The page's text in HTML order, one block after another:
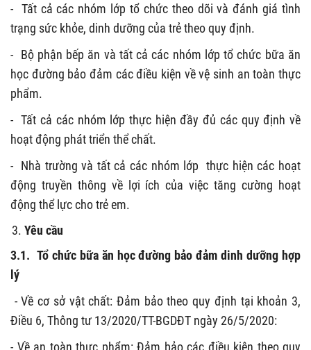
- Tất cả các nhóm lớp tổ chức theo dõi và đánh giá tình
trạng sức khỏe, dinh dưỡng của trẻ theo quy định.
- Bộ phận bếp ăn và tất cả các nhóm lớp tổ chức bữa ăn
học đường bảo đảm các điều kiện về vệ sinh an toàn thực
phẩm.
- Tất cả các nhóm lớp thực hiện đầy đủ các quy định về
hoạt động phát triển thể chất.
- Nhà trường và tất cả các nhóm lớp thực hiện các hoạt
động truyền thông về lợi ích của việc tăng cường hoạt
động thể lực cho trẻ em.
Yêu cầu
3.1. Tổ chức bữa ăn học đường bảo đảm dinh dưỡng hợp
lý
-Về cơ sở vật chất: Đảm bảo theo quy định tại khoản 3,
Điều 6, Thông tư 13/2020/TT-BGDĐT ngày 26/5/2020:
- Về an toàn thực phẩm: Đảm bảo các điều kiện theo quy